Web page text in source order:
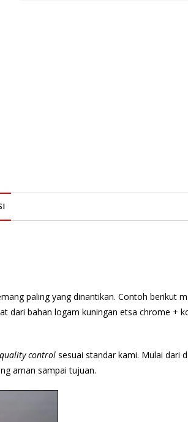
paling yang dinantikan. Contoh berikut
dari bahan logam kuningan etsa chrome +
quality control sesuai standar kami. Mulai dari
aman sampai tujuan.